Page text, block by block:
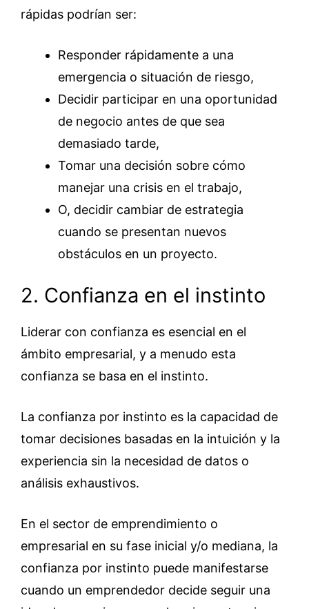
rápidas podrían ser:
Responder rápidamente a una
emergencia o situación de riesgo,
Decidir participar en una oportunidad
de negocio antes de que sea
demasiado tarde,
Tomar una decisión sobre cómo
manejar una crisis en el trabajo,
O, decidir cambiar de estrategia
cuando se presentan nuevos
obstáculos en un proyecto.
2. Confianza en el instinto
Liderar con confianza es esencial en el
ámbito empresarial, y a menudo esta
confianza se basa en el instinto.
La confianza por instinto es la capacidad de
tomar decisiones basadas en la intuición y la
experiencia sin la necesidad de datos o
análisis exhaustivos.
En el sector de emprendimiento o
empresarial en su fase inicial y/o mediana, la
confianza por instinto puede manifestarse
cuando un emprendedor decide seguir una